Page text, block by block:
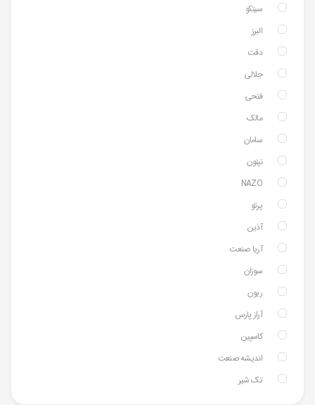
سیتکو
البرز
دقت
جلالی
فتحی
مالک
سامان
نپتون
NAZO
پرتو
آذین
آریا صنعت
سوزان
ریون
آراز پارس
کاسپین
اندیشه صنعت
تک شیر